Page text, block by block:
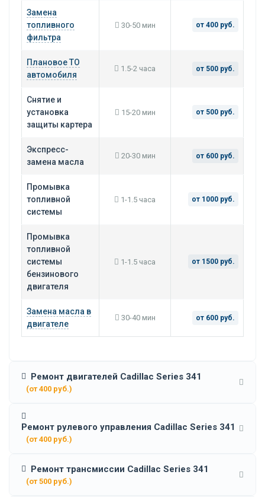
Замена
топливного
фильтра
30-50 мин от 400 руб.
Плановое ТО
автомобиля
1.5-2 часа от 500 руб.
Снятие и
установка
защиты картера
15-20 мин от 500 руб.
Экспресс-
замена масла
20-30 мин от 600 руб.
Промывка
топливной
системы
1-1.5 часа от 1000 руб.
Промывка
топливной
системы
бензинового
двигателя
1-1.5 часа от 1500 руб.
Замена масла в
двигателе
30-40 мин от 600 руб.
Ремонт двигателей Cadillac Series 341
(от 400 руб.)
Ремонт рулевого управления Cadillac Series 341
(от 400 руб.)
Ремонт трансмиссии Cadillac Series 341
(от 500 руб.)